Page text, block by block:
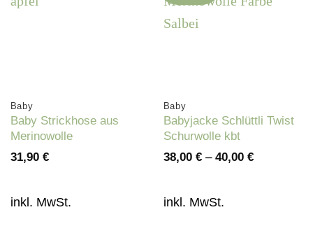
Baby
Baby Strickhose aus
Merinowolle
31,90 €
inkl. MwSt.
Wunschliste
Baby
Babyjacke Schlüttli Twist
Schurwolle kbt
38,00 €– 40,00 €
inkl. MwSt.